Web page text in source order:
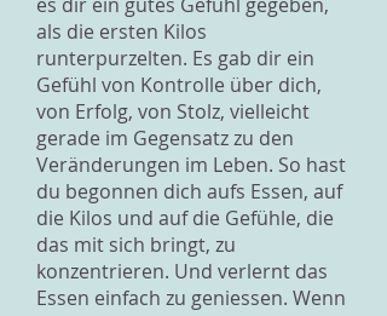
als die ersten Kilos
runterpurzelten. Es gab dir ein
Gefühl von Kontrolle über dich,
von Erfolg, von Stolz, vielleicht
gerade im Gegensatz zu den
Veränderungen im Leben. So hast
du begonnen dich aufs Essen, auf
die Kilos und auf die Gefühle, die
das mit sich bringt, zu
konzentrieren. Und verlernt das
Essen einfach zu geniessen. Wenn